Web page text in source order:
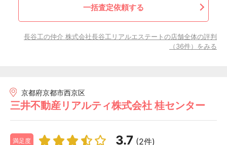
一括査定依頼する
長谷工の仲介 株式会社長谷工リアルエステートの店舗全体の評判
（36件）をみる
京都府京都市西京区
三井不動産リアルティ株式会社 桂センター
満足度 3.7 (2件)